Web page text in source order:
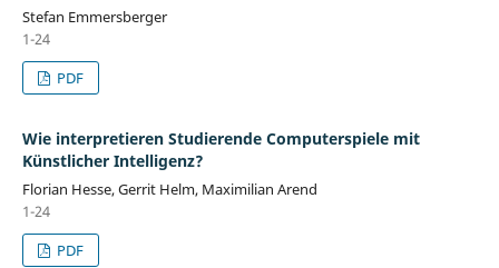
Stefan Emmersberger
1-24
PDF
Wie interpretieren Studierende Computerspiele mit
Künstlicher Intelligenz?
Florian Hesse, Gerrit Helm, Maximilian Arend
1-24
PDF